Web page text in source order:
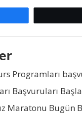
Programları
Başvuruları
Maratonu Bugün